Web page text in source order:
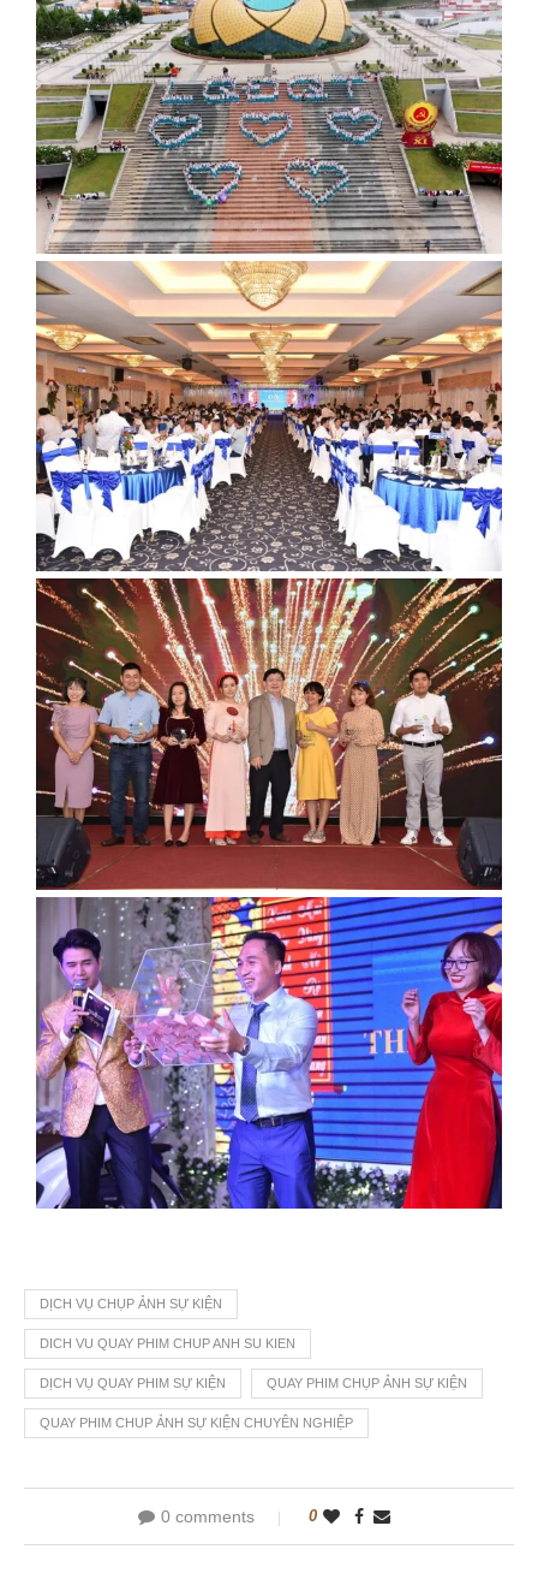
DỊCH VỤ CHỤP ẢNH SỰ KIỆN
DICH VU QUAY PHIM CHUP ANH SU KIEN
DỊCH VỤ QUAY PHIM SỰ KIỆN QUAY PHIM CHỤP ẢNH SỰ KIỆN
QUAY PHIM CHUP ẢNH SỰ KIỆN CHUYÊN NGHIỆP
0 comments 0